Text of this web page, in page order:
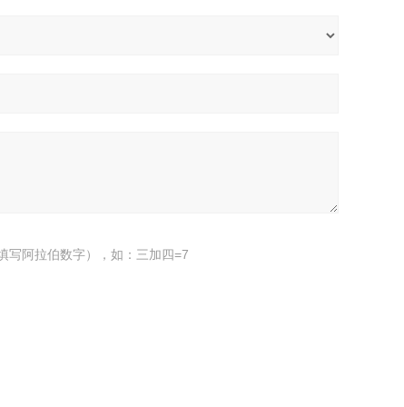
写阿拉伯数字），如：三加四=7